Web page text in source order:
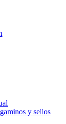
y sellos